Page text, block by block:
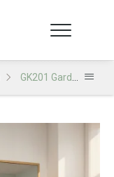
GK201 Garderobe